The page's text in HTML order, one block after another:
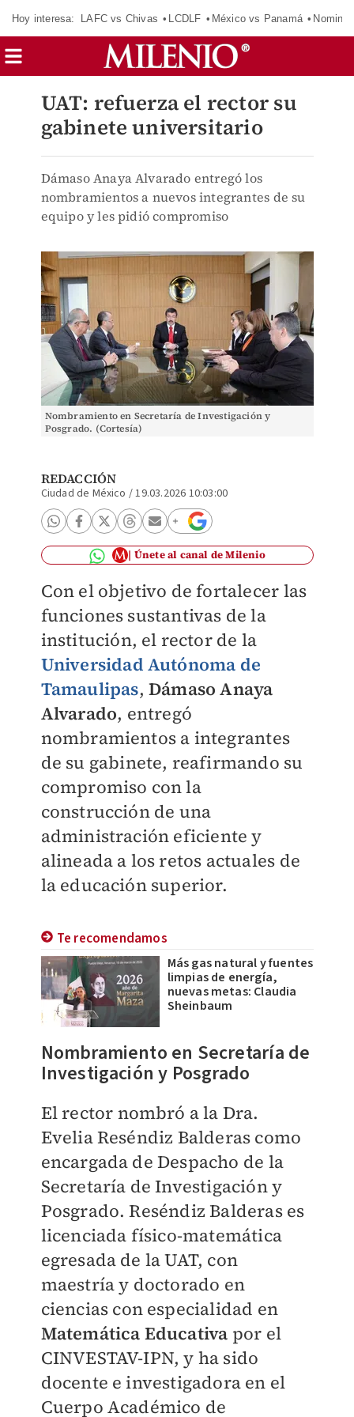
Hoy interesa: LAFC vs Chivas LCDLF México vs Panamá
UAT: refuerza el rector su
gabinete universitario
Dámaso Anaya Alvarado entregó los
nombramientos a nuevos integrantes de su
equipo y les pidió compromiso
Nombramiento en Secretaría de Investigación y
Posgrado. (Cortesía)
REDACCIÓN
Ciudad de México /19.03.2026 10:03:00
Únete al canal de Milenio
Con el objetivo de fortalecer las
funciones sustantivas de la
institución, el rector de la
Universidad Autónoma de
Tamaulipas, Dámaso Anaya
Alvarado, entregó
nombramientos a integrantes
de su gabinete, reafirmando su
compromiso con la
construcción de una
administración eficiente y
alineada a los retos actuales de
la educación superior.
Te recomendamos
Más gas natural y fuentes
limpias de energía,
nuevas metas: Claudia
Sheinbaum
Nombramiento en Secretaría de
Investigación y Posgrado
El rector nombró a la Dra.
Evelia Reséndiz Balderas como
encargada de Despacho de la
Secretaría de Investigación y
Posgrado. Reséndiz Balderas es
licenciada físico-matemática
egresada de la UAT, con
maestría y doctorado en
ciencias con especialidad en
Matemática Educativa por el
CINVESTAV-IPN, y ha sido
docente e investigadora en el
Cuerpo Académico de